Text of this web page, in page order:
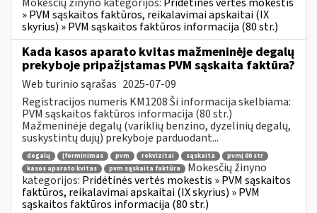
» PVM sąskaitos faktūros, reikalavimai apskaitai (IX
skyrius) » PVM sąskaitos faktūros informacija (80 str.)
Kada kasos aparato kvitas mažmeninėje degalų
prekyboje pripažįstamas PVM sąskaita faktūra?
Web turinio sąrašas 2025-07-09
Registracijos numeris KM1208 Ši informacija skelbiama:
PVM sąskaitos faktūros informacija (80 str.)
Mažmeninėje degalų (variklių benzino, dyzelinių degalų,
suskystintų dujų) prekyboje parduodant...
degalų įforminimas pvm rekvizitai sąskaita
pvmį 80 str
kasos aparato kvitas
pvm sąskaita faktūra
Mokesčių žinyno
kategorijos: Pridėtinės vertės mokestis » PVM sąskaitos
faktūros, reikalavimai apskaitai (IX skyrius) » PVM
sąskaitos faktūros informacija (80 str.)